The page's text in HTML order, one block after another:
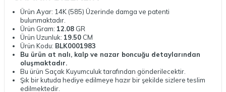
Ürün Ayar: 14K (585) Üzerinde damga ve patenti
bulunmaktadır.
Ürün Gram: 12.08 GR
Ürün Uzunluk: 19.50 CM
Ürün Kodu: BLK0001983
Bu ürün at nalı, kalp ve nazar boncuğu detaylarından
oluşmaktadır.
Bu ürün Saçak Kuyumculuk tarafından gönderilecektir.
Şık bir kutuda hediye edilmeye hazır bir şekilde sizlere teslim
edilmektedir.